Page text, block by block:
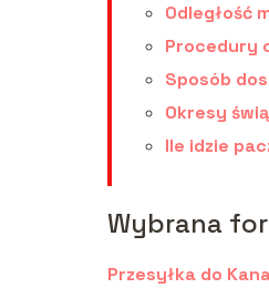
Odległość
Procedury
Sposób
Okresy
Ile idzie
Wybrana
Przesyłka do